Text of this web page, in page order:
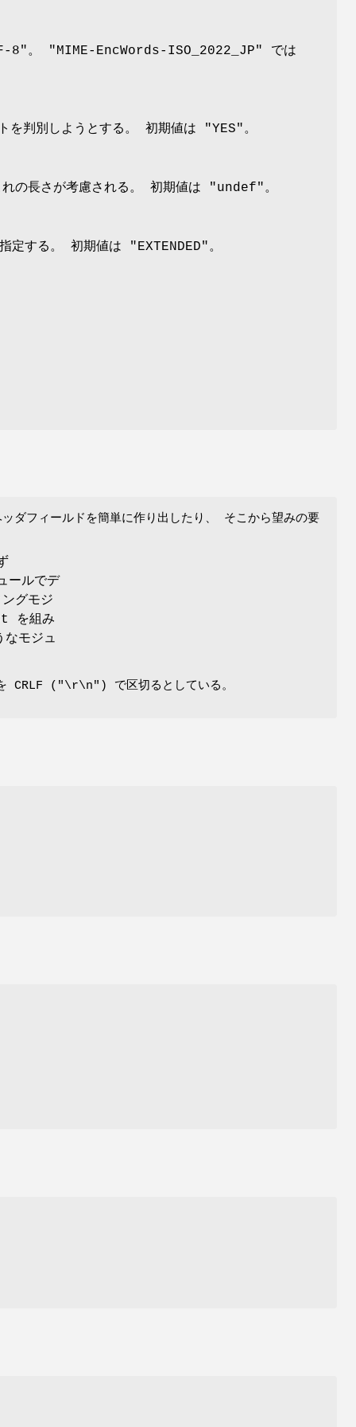
8"。 "MIME-EncWords-ISO_2022_JP"
では
判別しようとする。 初期値は
"YES"。
の長さが考慮される。 初期値は
"undef"。
定する。 初期値は
"EXTENDED"。
ダフィールドを簡単に作り出したり、 そこから望みの要
ールでデ
グモジ
を組み
モジュ
CRLF ( "\r\n" ) で区切るとしている。